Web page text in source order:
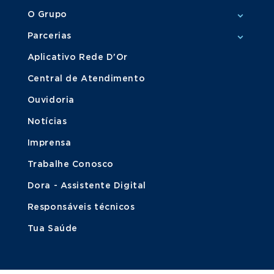
O Grupo
Parcerias
Aplicativo Rede D'Or
Central de Atendimento
Ouvidoria
Notícias
Imprensa
Trabalhe Conosco
Dora - Assistente Digital
Responsáveis técnicos
Tua Saúde